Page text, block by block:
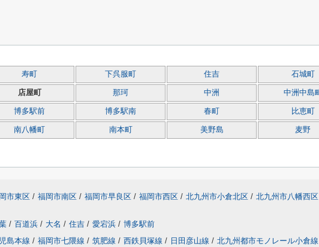
寿町 下呉服町 住吉 石城町
店屋町 那珂 中洲 中洲中島町
博多駅前 博多駅南 春町 比恵町
南八幡町 南本町 美野島 麦野
市東区 / 福岡市南区 / 福岡市早良区 / 福岡市西区 / 北九州市小倉北区 / 北九州市八幡西区
/ 百道浜 / 大名 / 住吉 / 愛宕浜 / 博多駅前
島本線 / 福岡市七隈線 / 筑肥線 / 西鉄貝塚線 / 日田彦山線 / 北九州都市モノレール小倉線